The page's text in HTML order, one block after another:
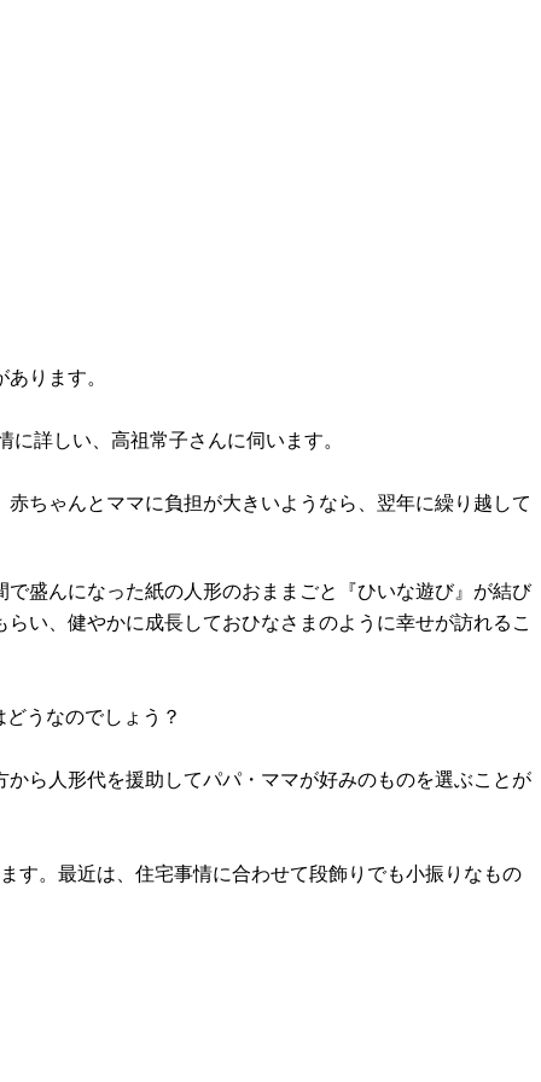
ります。
詳しい、高祖常子さんに伺います。
ちゃんとママに負担が大きいようなら、翌年に繰り越して
盛んになった紙の人形のおままごと『ひいな遊び』が結び
い、健やかに成長しておひなさまのように幸せが訪れるこ
うなのでしょう？
ら人形代を援助してパパ・ママが好みのものを選ぶことが
す。最近は、住宅事情に合わせて段飾りでも小振りなもの